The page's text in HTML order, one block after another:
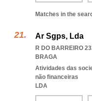
Matches in the
Ar Sgps, Lda
R DO BARREIRO
BRAGA
Atividades das
não financeiras
LDA